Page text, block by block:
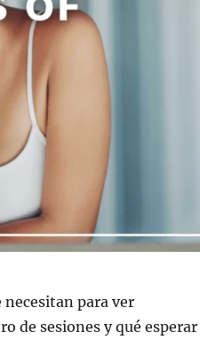
necesitan para ver
de sesiones y qué esperar